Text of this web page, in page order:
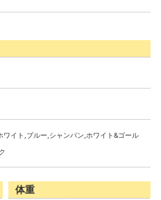
ワイト,ブルー,シャンパン,ホワイト&ゴール
体重